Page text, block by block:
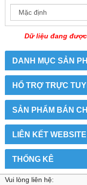
DANH MỤC SẢN
HỔ TRỢ TRỰC
SẢN PHẨM BÁN
LIÊN KẾT WEBSITE
THỐNG KÊ
Dữ liệu đang
Vui lòng liên hệ: